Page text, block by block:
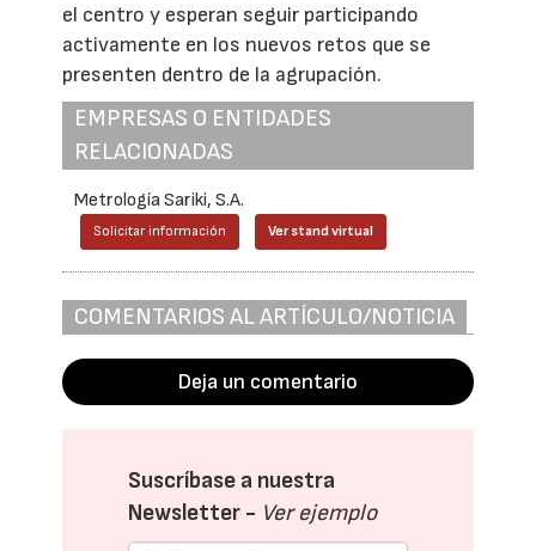
el centro y esperan seguir participando
activamente en los nuevos retos que se
presenten dentro de la agrupación.
EMPRESAS O ENTIDADES
RELACIONADAS
Metrología Sariki, S.A.
Solicitar información Ver stand virtual
COMENTARIOS AL ARTÍCULO/NOTICIA
Deja un comentario
Suscríbase a nuestra
Newsletter - Ver ejemplo